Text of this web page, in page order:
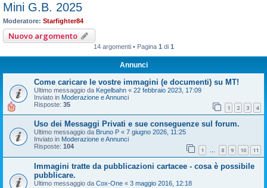
Mini G.B. 2025
Moderatore: Starfighter84
Nuovo argomento
14 argomenti • Pagina 1 di 1
Annunci
Come caricare le vostre immagini (e documenti) su MT!
Ultimo messaggio da Kegelbahn « 22 febbraio 2023, 17:09
Inviato in Moderazione e Annunci
Risposte: 35 1 2 3 4
Uso dei Messaggi Privati e sue conseguenze sul forum.
Ultimo messaggio da Bruno P « 7 giugno 2026, 11:25
Inviato in Moderazione e Annunci
Risposte: 104 1 … 8 9 10 11
Immagini tratte da pubblicazioni cartacee - cosa è possibile
pubblicare.
Ultimo messaggio da Cox-One « 3 maggio 2016, 12:18